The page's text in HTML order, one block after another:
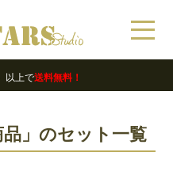
日のお知らせ
ウトレット商品
以上で送料無料！
アルバム』期間限定割引中！
』期間限定割引中！
』期間限定割引中！
』期間限定割引中！
品」のセット一覧